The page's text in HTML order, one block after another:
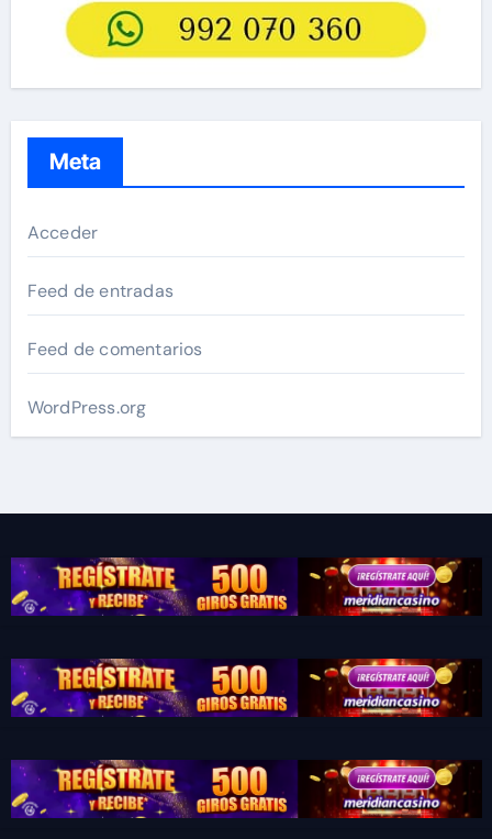
Meta
Acceder
Feed de entradas
Feed de comentarios
WordPress.org